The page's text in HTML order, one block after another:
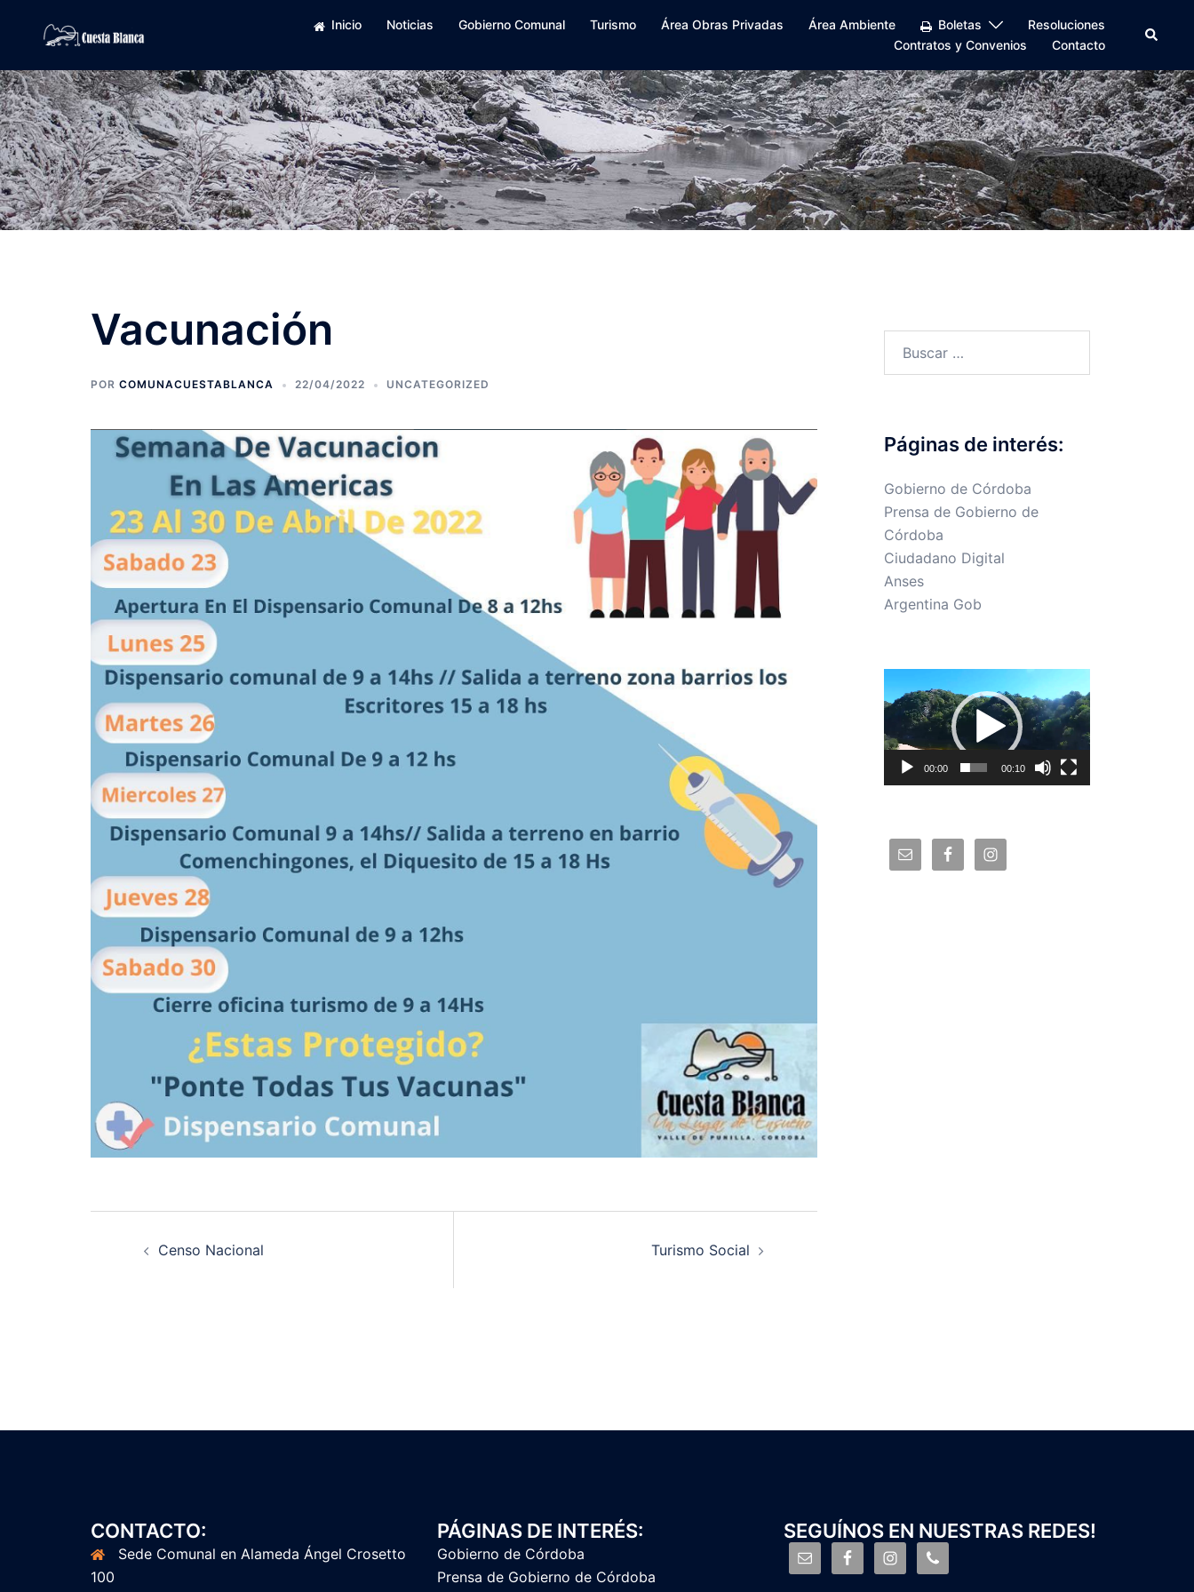
Inicio Noticias Gobierno Comunal Turismo Área Obras Privadas Área Ambiente Boletas
Resoluciones
Contratos y Convenios
Contacto
Buscar
Vacunación
POR COMUNACUESTABLANCA 22/04/2022 UNCATEGORIZED
Censo Nacional Turismo Social
Páginas de interés:
Gobierno de Córdoba
Prensa de Gobierno de
Córdoba
Ciudadano Digital
Anses
Argentina Gob
de
vídeo
00:00 00:10
CONTACTO:
Sede Comunal en Alameda Ángel Crosetto
100
PÁGINAS DE INTERÉS:
Gobierno de Córdoba
Prensa de Gobierno de Córdoba
SEGUÍNOS EN NUESTRAS REDES!